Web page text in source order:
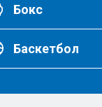
Бокс
Баскетбол